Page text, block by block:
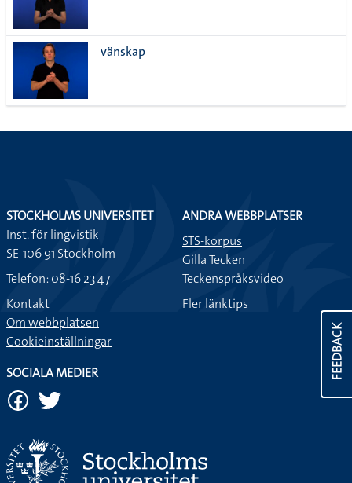
vänskap
FEEDBACK
STOCKHOLMS UNIVERSITET
Inst. för lingvistik
SE-106 91 Stockholm
Telefon: 08-16 23 47
Kontakt
Om webbplatsen
Cookieinställningar
ANDRA WEBBPLATSER
STS-korpus
Gilla Tecken
Teckenspråksvideo
Fler länktips
SOCIALA MEDIER